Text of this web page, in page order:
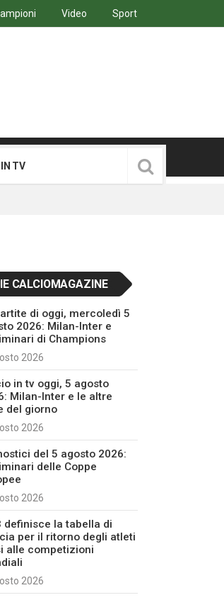
Video Sport
TV
CALCIOMAGAZINE
di oggi, mercoledì 5
2026: Milan-Inter e
di Champions
2026
in tv oggi, 5 agosto
Milan-Inter e le altre
del giorno
2026
del 5 agosto 2026:
delle Coppe
2026
definisce la tabella di
per il ritorno degli atleti
alle competizioni
2026